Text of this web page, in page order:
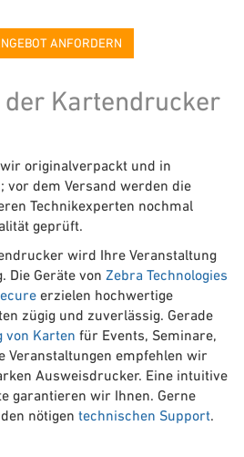
ANFORDERN
Kartendrucker
originalverpackt und in
vor dem Versand werden die
Technikexperten nochmal
geprüft.
wird Ihre Veranstaltung
Die Geräte von Zebra Technologies
erzielen hochwertige
zügig und zuverlässig. Gerade
von Karten für Events, Seminare,
Veranstaltungen empfehlen wir
Ausweisdrucker. Eine intuitive
garantieren wir Ihnen. Gerne
nötigen technischen Support.